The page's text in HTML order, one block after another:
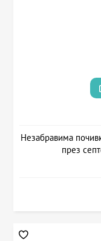
Незабравима
през